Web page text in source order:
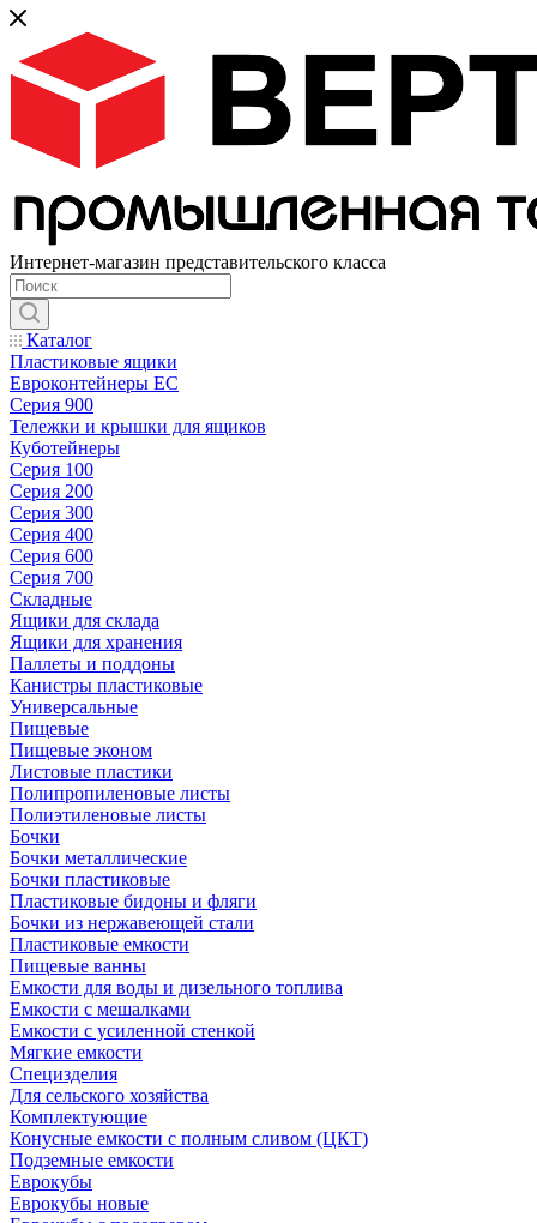
Интернет-магазин представительского класса
Каталог
Пластиковые ящики
Евроконтейнеры ЕС
Серия 900
Тележки и крышки для ящиков
Куботейнеры
Серия 100
Серия 200
Серия 300
Серия 400
Серия 600
Серия 700
Складные
Ящики для склада
Ящики для хранения
Паллеты и поддоны
Канистры пластиковые
Универсальные
Пищевые
Пищевые эконом
Листовые пластики
Полипропиленовые листы
Полиэтиленовые листы
Бочки
Бочки металлические
Бочки пластиковые
Пластиковые бидоны и фляги
Бочки из нержавеющей стали
Пластиковые емкости
Пищевые ванны
Емкости для воды и дизельного топлива
Емкости с мешалками
Емкости с усиленной стенкой
Мягкие емкости
Специзделия
Для сельского хозяйства
Комплектующие
Конусные емкости с полным сливом (ЦКТ)
Подземные емкости
Еврокубы
Еврокубы новые